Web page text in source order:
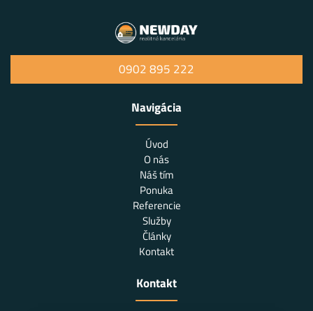
0902 895 222
Navigácia
Úvod
O nás
Náš tím
Ponuka
Referencie
Služby
Články
Kontakt
Kontakt